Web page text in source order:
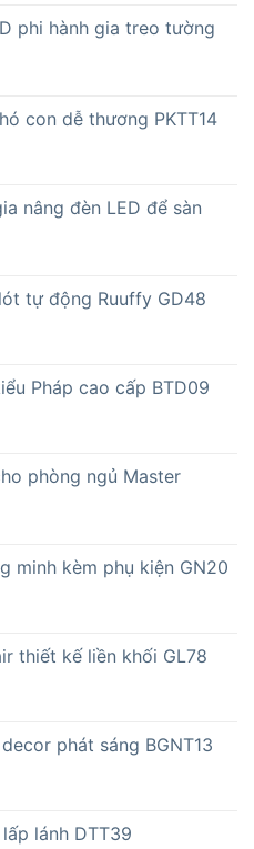
phi hành gia treo tường
con dễ thương PKTT14
nâng đèn LED để sàn
tự động Ruuffy GD48
Pháp cao cấp BTD09
phòng ngủ Master
minh kèm phụ kiện GN20
thiết kế liền khối GL78
phát sáng BGNT13
lánh DTT39